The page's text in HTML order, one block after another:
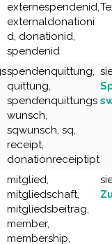
externespendenid,
externaldonationi
d, donationid,
spendenid
spendenquittung,
quittung,
spendenquittungs
wunsch,
sqwunsch, sq,
receipt,
donationreceiptipt
mitglied,
mitgliedschaft,
mitgliedsbeitrag,
member,
membership,